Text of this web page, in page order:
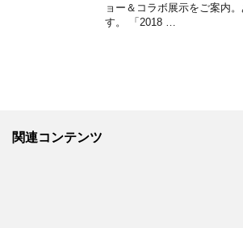
ョー＆コラボ展示をご案内
す。 「2018 …
関連コンテンツ